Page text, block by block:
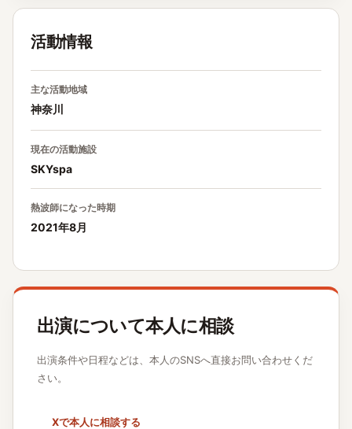
活動情報
主な活動地域
神奈川
現在の活動施設
SKYspa
熱波師になった時期
2021年8月
出演について本人に相談
出演条件や日程などは、本人のSNSへ直接お問い合わせくだ
さい。
Xで本人に相談する